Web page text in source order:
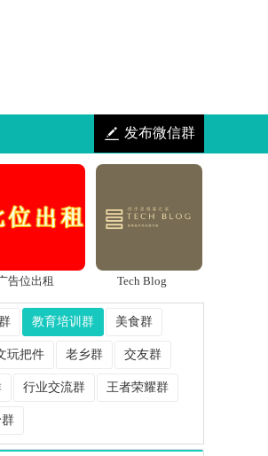
发布微信群
告位出租 Tech Blog
教育培训群 美食群
玩把件 老乡群 交友群
行业交流群 王者荣耀群